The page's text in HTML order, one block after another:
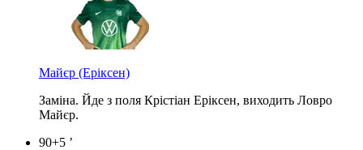
Майєр (Еріксен)
Заміна. Йде з поля Крістіан Еріксен, виходить Ловро
Майєр.
90+5 ’